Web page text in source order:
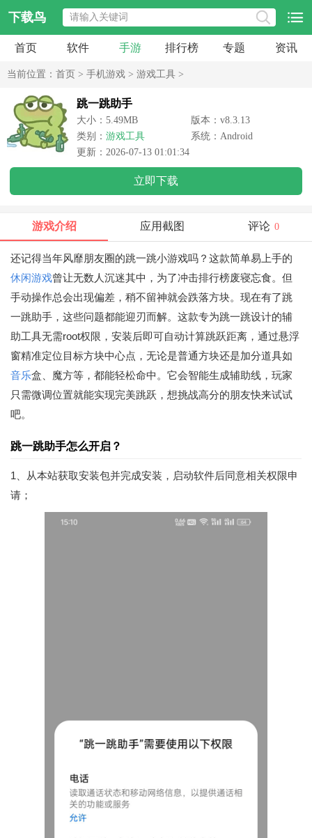
下载鸟
首页 软件 手游 排行榜 专题 资讯
当前位置： 首页 > 手机游戏 > 游戏工具 >
跳一跳助手
大小：5.49MB
版本：v8.3.13
类别： 游戏工具
系统：Android
更新：2026-07-13 01:01:34
立即下载
游戏介绍 应用截图 评论 0
还记得当年风靡朋友圈的跳一跳小游戏吗？这款简单易上手的
休闲游戏曾让无数人沉迷其中，为了冲击排行榜废寝忘食。但
手动操作总会出现偏差，稍不留神就会跌落方块。现在有了跳
一跳助手，这些问题都能迎刃而解。这款专为跳一跳设计的辅
助工具无需root权限，安装后即可自动计算跳跃距离，通过悬浮
窗精准定位目标方块中心点，无论是普通方块还是加分道具如
音乐盒、魔方等，都能轻松命中。它会智能生成辅助线，玩家
只需微调位置就能实现完美跳跃，想挑战高分的朋友快来试试
吧。
跳一跳助手怎么开启？
1、从本站获取安装包并完成安装，启动软件后同意相关权限申
请；